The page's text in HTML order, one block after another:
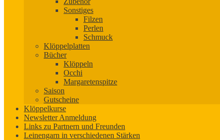
Sonstiges
Filzen
Perlen
Schmuck
Klöppelplatten
Bücher
Klöppeln
Occhi
Margaretenspitze
Saison
Gutscheine
Klöppelkurse
Newsletter Anmeldung
Links zu Partnern und Freunden
Leinengarn in verschiedenen Stärken